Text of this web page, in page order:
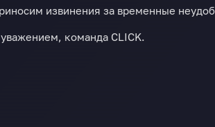
извинения за временные
команда CLICK.